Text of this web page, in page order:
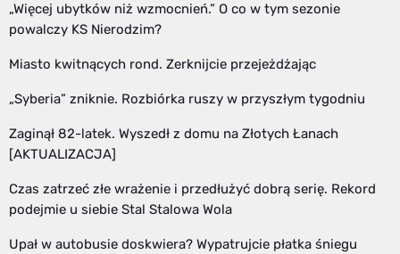
„Więcej ubytków niż wzmocnień.” O co w tym sezonie
powalczy KS Nierodzim?
Miasto kwitnących rond. Zerknijcie przejeżdżając
„Syberia” zniknie. Rozbiórka ruszy w przyszłym tygodniu
Zaginął 82-latek. Wyszedł z domu na Złotych Łanach
[AKTUALIZACJA]
Czas zatrzeć złe wrażenie i przedłużyć dobrą serię. Rekord
podejmie u siebie Stal Stalowa Wola
Upał w autobusie doskwiera? Wypatrujcie płatka śniegu